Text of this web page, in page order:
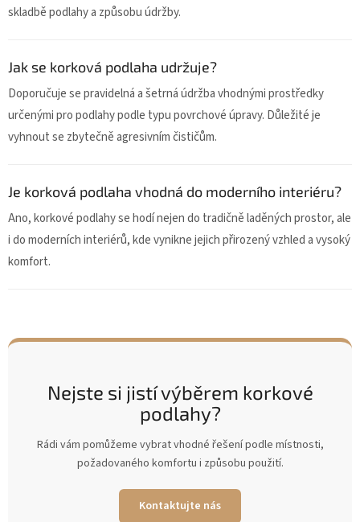
skladbě podlahy a způsobu údržby.
Jak se korková podlaha udržuje?
Doporučuje se pravidelná a šetrná údržba vhodnými prostředky
určenými pro podlahy podle typu povrchové úpravy. Důležité je
vyhnout se zbytečně agresivním čističům.
Je korková podlaha vhodná do moderního interiéru?
Ano, korkové podlahy se hodí nejen do tradičně laděných prostor, ale
i do moderních interiérů, kde vynikne jejich přirozený vzhled a vysoký
komfort.
Nejste si jistí výběrem korkové
podlahy?
Rádi vám pomůžeme vybrat vhodné řešení podle místnosti,
požadovaného komfortu i způsobu použití.
Kontaktujte nás